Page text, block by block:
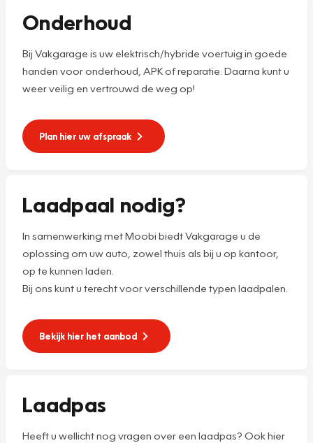
Onderhoud
Bij Vakgarage is uw elektrisch/hybride voertuig in goede
handen voor onderhoud, APK of reparatie. Daarna kunt u
weer veilig en vertrouwd de weg op!
Plan hier uw afspraak
Laadpaal nodig?
In samenwerking met Moobi biedt Vakgarage u de
oplossing om uw auto, zowel thuis als bij u op kantoor,
op te kunnen laden.
Bij ons kunt u terecht voor verschillende typen laadpalen.
Bekijk hier het aanbod
Laadpas
Heeft u wellicht nog vragen over een laadpas? Ook hier